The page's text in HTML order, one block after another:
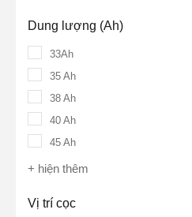
Dung lượng (Ah)
33Ah
35 Ah
38 Ah
40 Ah
45 Ah
+ hiện thêm
Vị trí cọc